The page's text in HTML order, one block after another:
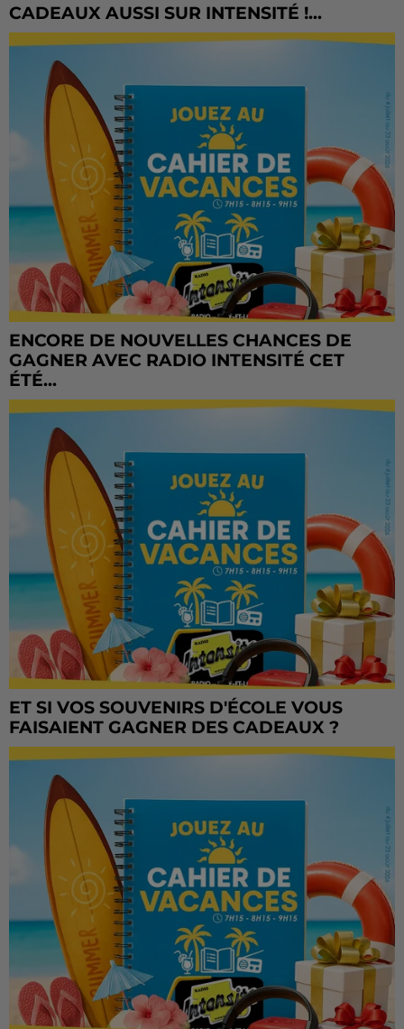
CADEAUX AUSSI SUR INTENSITÉ !...
ENCORE DE NOUVELLES CHANCES DE
GAGNER AVEC RADIO INTENSITÉ CET
ÉTÉ...
ET SI VOS SOUVENIRS D'ÉCOLE VOUS
FAISAIENT GAGNER DES CADEAUX ?